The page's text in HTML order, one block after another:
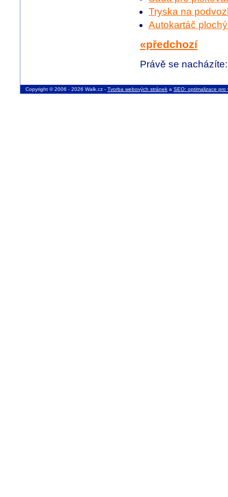
Tryska na
Autokartáč
«předchozí
Právě se
Copyright © 2006 - 2026 Walk.cz - Tvorba webových stránek a SEO: optimalizace pro